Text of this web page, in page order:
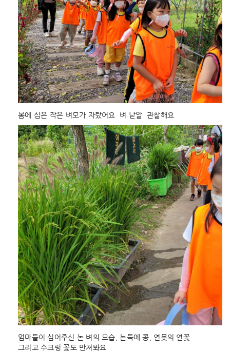
봄에 심은 작은 벼모가 자랐어요  벼 낟알  관찰해요
엄마들이 심어주신 논 벼의 모습, 논둑에 콩, 연못의 연꽃
그리고 수크렁 꽃도 만져봐요